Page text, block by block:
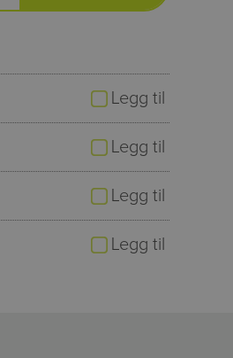
Legg til
Legg til
Legg til
Legg til